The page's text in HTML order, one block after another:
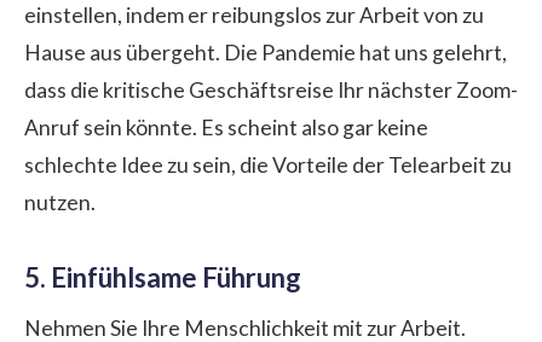
einstellen, indem er reibungslos zur Arbeit von zu
Hause aus übergeht. Die Pandemie hat uns gelehrt,
dass die kritische Geschäftsreise Ihr nächster Zoom-
Anruf sein könnte. Es scheint also gar keine
schlechte Idee zu sein, die Vorteile der Telearbeit zu
nutzen.
5. Einfühlsame Führung
Nehmen Sie Ihre Menschlichkeit mit zur Arbeit.